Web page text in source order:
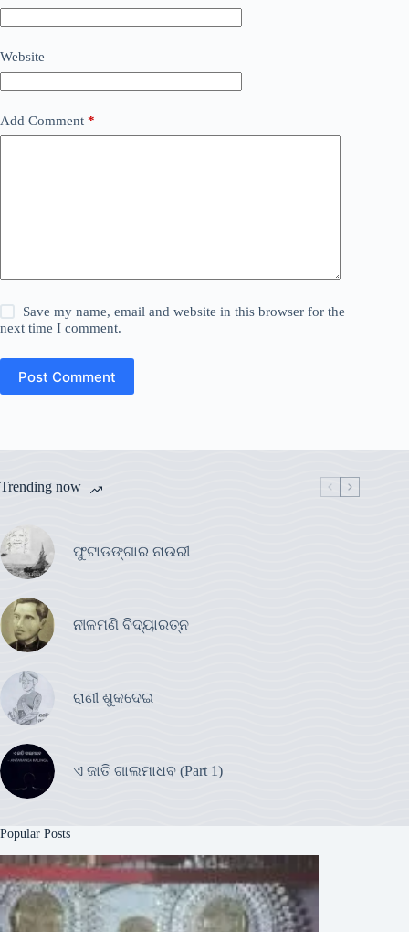
Website
Add Comment *
Save my name, email and website in this browser for the
next time I comment.
Post Comment
Trending now
ଫୁଟାଡଙ୍ଗାର ନାଉରୀ
ନୀଳମଣି ବିଦ୍ୟାରତ୍ନ
ରାଣୀ ଶୁକଦେଇ
ଏ ଜାତି ଗାଲମାଧବ (Part 1)
Popular Posts